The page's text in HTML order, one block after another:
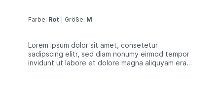
Farbe: Rot | Größe: M
Lorem ipsum dolor sit amet, consetetur
sadipscing elitr, sed diam nonumy eirmod tempor
invidunt ut labore et dolore magna aliquyam erat,